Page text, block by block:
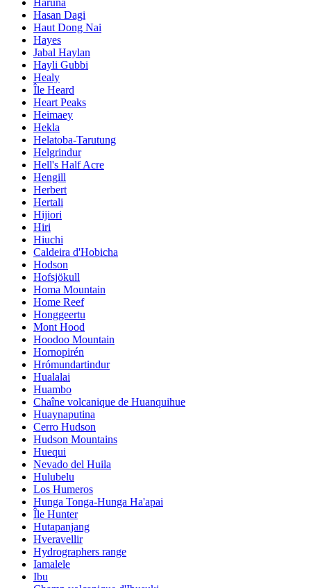
Hasan Dagi
Haut Dong Nai
Hayes
Jabal Haylan
Hayli Gubbi
Healy
Île Heard
Heart Peaks
Heimaey
Hekla
Helatoba-Tarutung
Helgrindur
Hell's Half Acre
Hengill
Herbert
Hertali
Hijiori
Hiri
Hiuchi
Caldeira d'Hobicha
Hodson
Hofsjökull
Homa Mountain
Home Reef
Honggeertu
Mont Hood
Hoodoo Mountain
Hornopirén
Hrómundartindur
Hualalai
Huambo
Chaîne volcanique de Huanquihue
Huaynaputina
Cerro Hudson
Hudson Mountains
Huequi
Nevado del Huila
Hulubelu
Los Humeros
Hunga Tonga-Hunga Ha'apai
Île Hunter
Hutapanjang
Hveravellir
Hydrographers range
Iamalele
Ibu